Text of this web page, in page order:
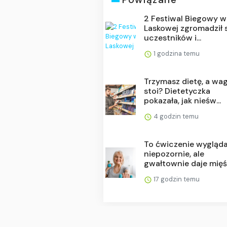
2 Festiwal Biegowy w
Laskowej zgromadził
uczestników i...
1 godzina temu
Trzymasz dietę, a
stoi? Dietetyczka
pokazała, jak nieśw...
4 godzin temu
To ćwiczenie wygląda
niepozornie, ale
gwałtownie daje
17 godzin temu